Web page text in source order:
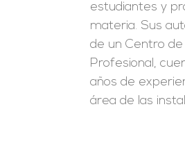
estudiantes y
materia. Sus
de un Centro
Profesional,
años de
área de las